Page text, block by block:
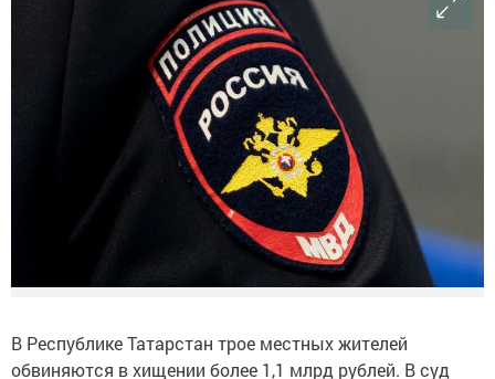
В Республике Татарстан трое местных жителей
обвиняются в хищении более 1,1 млрд рублей. В суд